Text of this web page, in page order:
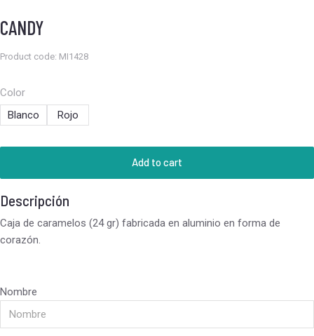
CANDY
Product code: MI1428
Color
Blanco
Rojo
Add to cart
Descripción
Caja de caramelos (24 gr) fabricada en aluminio en forma de
corazón.
Nombre